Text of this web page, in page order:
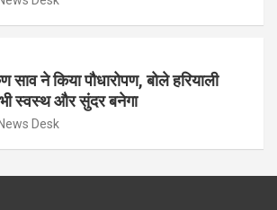
ने किया पौधारोपण, बोले हरियाली
भी स्वस्थ और सुंदर बनेगा
News Desk